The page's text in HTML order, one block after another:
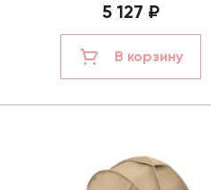
5 127 ₽
В корзину